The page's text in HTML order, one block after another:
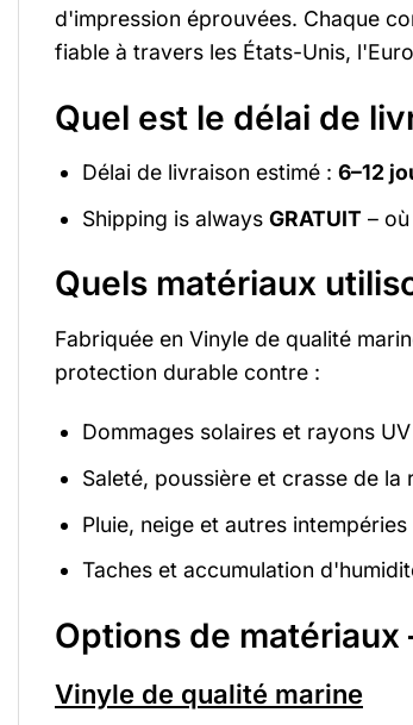
d'impression éprouvées. Chaque
fiable à travers les États-Unis,
Quel est le délai de
Délai de livraison estimé : 6–12
Shipping is always GRATUIT– où
Quels matériaux
Fabriquée en Vinyle de qualité
protection durable contre :
Dommages solaires et rayons UV
Saleté, poussière et crasse de la
Pluie, neige et autres
Taches et accumulation
Options de matériaux
Vinyle de qualité marine